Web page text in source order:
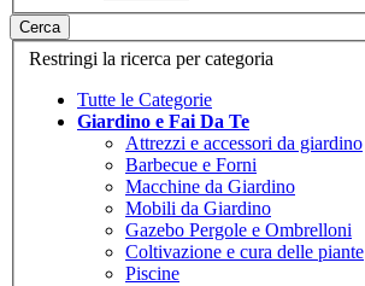
Cerca
Restringi la ricerca per categoria
Tutte le Categorie
Giardino e Fai Da Te
Attrezzi e accessori da giardino
Barbecue e Forni
Macchine da Giardino
Mobili da Giardino
Gazebo Pergole e Ombrelloni
Coltivazione e cura delle piante
Piscine